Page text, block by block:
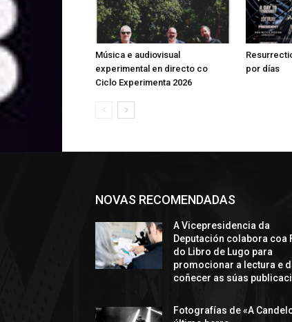
Música e audiovisual
experimental en directo co
Ciclo Experimenta 2026
por días
NOVAS RECOMENDADAS
A Vicepresidencia da
Deputación colabora coa
do Libro de Lugo para
promocionar a lectura e
coñecer as súas
Fotografías de «A